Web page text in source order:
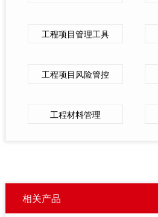
工程项目管理工具
工程项目风险管控
工程材料管理
相关产品